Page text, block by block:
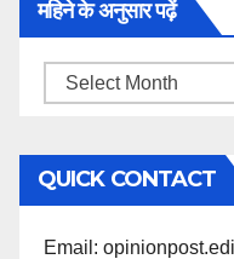
महिने के अनुसार पढ़ें
महिने
अनुसार
पढ़ें
QUICK CONTACT
Email: